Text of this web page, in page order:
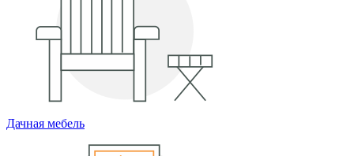
Дачная мебель